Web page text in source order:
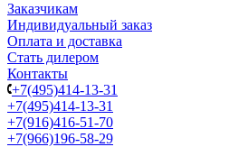
Заказчикам
Индивидуальный заказ
Оплата и доставка
Стать дилером
Контакты
+7(495)414-13-31
+7(495)414-13-31
+7(916)416-51-70
+7(966)196-58-29